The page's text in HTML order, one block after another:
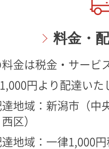
料金・
金は税金・サービ
円より配達い
地域：新潟市（中
区）
達地域：一律1,000